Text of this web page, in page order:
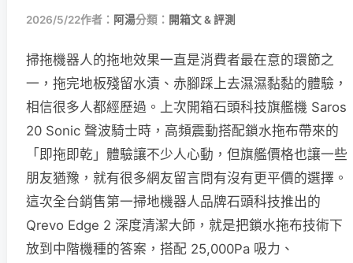
2026/5/22作者： 阿湯分類： 開箱文 & 評測
掃拖機器人的拖地效果一直是消費者最在意的環節之
一，拖完地板殘留水漬、赤腳踩上去濕濕黏黏的體驗，
相信很多人都經歷過。上次開箱石頭科技旗艦機 Saros
20 Sonic 聲波騎士時，高頻震動搭配鎖水拖布帶來的
「即拖即乾」體驗讓不少人心動，但旗艦價格也讓一些
朋友猶豫，就有很多網友留言問有沒有更平價的選擇。
這次全台銷售第一掃地機器人品牌石頭科技推出的
Qrevo Edge 2 深度清潔大師，就是把鎖水拖布技術下
放到中階機種的答案，搭配 25,000Pa 吸力、